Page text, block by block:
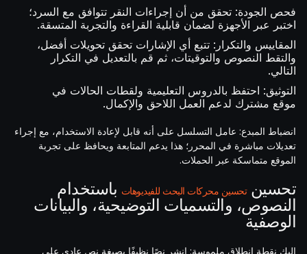
فحص الجودة: تحقق من أن إجراءات النقر تتوافق مع السرد؛
اختبر عبر الأجهزة لضمان قابلية القراءة والتجربة المتسقة.
المقاييس والتكرار: تتبع أي الإشارات تحقق تحويلات أفضل،
والتقط النصوص والتوقيتات، ثم قم بالتعديل في التكرار
التالي.
التوثيق: احتفظ بالدروس التعليمية ولقطات الحالات في
موقع مشترك لدعم العمل اللاحق والإكمال.
انضباط المبدع: عامل التسلسل على أنه قابل لإعادة الاستخدام، مع إجراء
تعديلات مباشرة في المحرر؛ هذا يدعم المتابعة ويحافظ على تجربة
الموقع متماسكة عبر الحملات.
تحسينتحسين محركات البحث للفيديوهات باستخدام
النصوص، والتسميات التوضيحية، والبيانات
الوصفية
إليك نقطة انطلاق ملموسة: انشر نصًا نظيفًا بصيغة نص عادي على